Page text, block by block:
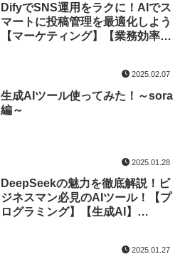
DifyでSNS運用をラクに！AIでス
マートに投稿管理を最適化しよう
【マーケティング】【業務効率
2025.02.07
生成AIツール使ってみた！～sora
編～
2025.01.28
DeepSeekの魅力を徹底解説！ビ
ジネスマン必見のAIツール！【プ
ログラミング】【生成AI】
2025.01.27